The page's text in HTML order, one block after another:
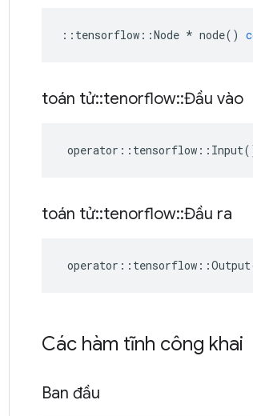
:: tensorflow ::Node * node()
toán tử::tenorflow::Đầu vào
operator :: tensorflow :: Input
toán tử::tenorflow::Đầu ra
operator :: tensorflow ::Output
Các hàm tĩnh công khai
Ban đầu